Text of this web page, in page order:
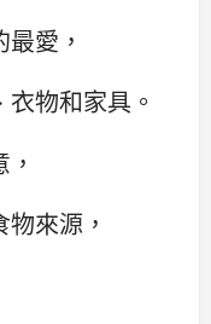
愛，
物和家具。
來源，